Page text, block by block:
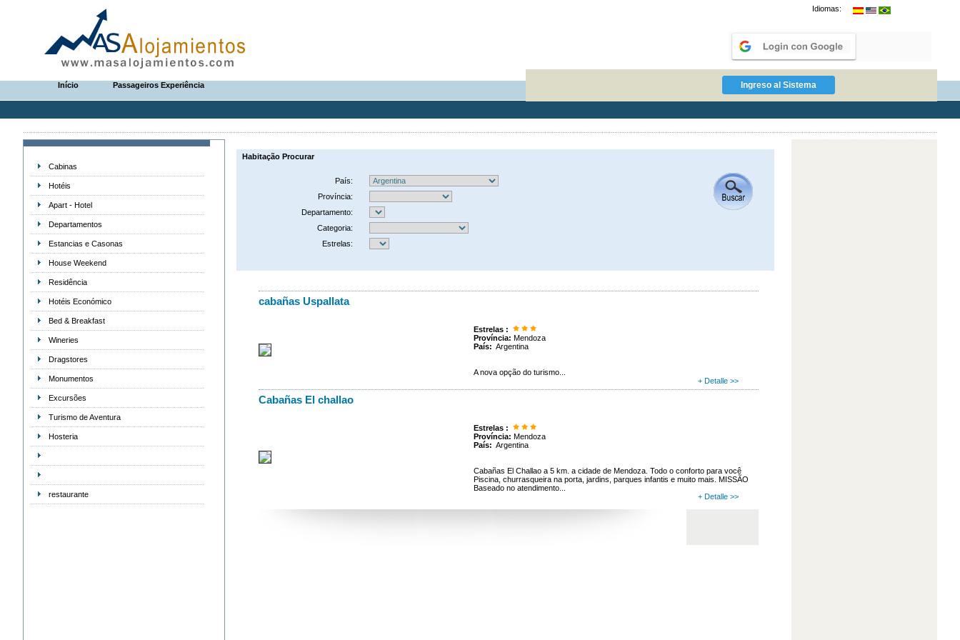
Idiomas:
Início Passageiros Experiência
Cabinas
Hotéis
Apart - Hotel
Departamentos
Estancias e Casonas
House Weekend
Residência
Hotéis Económico
Bed & Breakfast
Wineries
Dragstores
Monumentos
Excursões
Turismo de Aventura
Hosteria
restaurante
Habitação Procurar
País:
Província:
Departamento:
Categoria:
Estrelas:
cabañas Uspallata
Estrelas :
Província: Mendoza
País: Argentina
A nova opção do turismo...
+ Detalle >>
Cabañas El challao
Estrelas :
Província: Mendoza
País: Argentina
Cabañas El Challao a 5 km. a cidade de Mendoza. Todo o conforto para você
Piscina, churrasqueira na porta, jardins, parques infantis e muito mais. MISSÃO
Baseado no atendimento...
+ Detalle >>